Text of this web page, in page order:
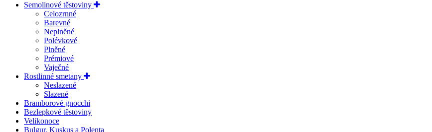
Semolinové těstoviny
Celozrnné
Barevné
Neplněné
Polévkové
Plněné
Prémiové
Vaječné
Rostlinné smetany
Neslazené
Slazené
Bramborové gnocchi
Bezlepkové těstoviny
Velikonoce
Bulgur, Kuskus a Polenta